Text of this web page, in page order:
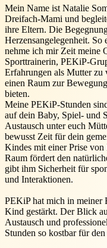
Mein Name ist Natalie
Dreifach-Mami und
ihre Eltern. Die
Herzensangelegenheit.
nehme ich mir Zeit meine
Sporttrainerin, PEKiP-
Erfahrungen als Mutter
einen Raum zur
bieten.
Meine PEKiP-Stunden
auf dein Baby, Spiel- und
Austausch unter euch
bewusst Zeit für dein
Kindes mit einer Prise
Raum fördert den
gibt ihm Sicherheit für
und Interaktionen.
PEKiP hat mich in meiner
Kind gestärkt. Der Blick
Austausch und
Stunden so kostbar für